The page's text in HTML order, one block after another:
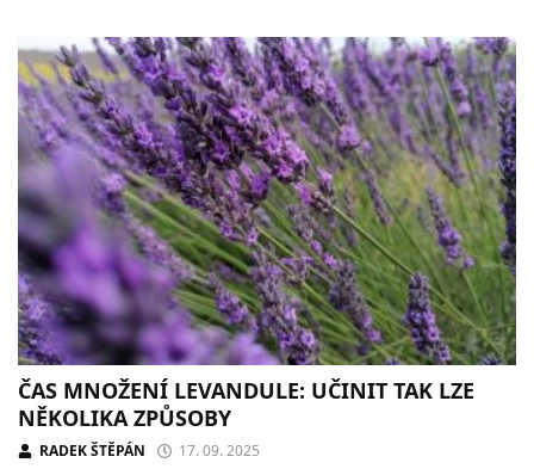
ČAS MNOŽENÍ LEVANDULE: UČINIT TAK LZE
NĚKOLIKA ZPŮSOBY
RADEK ŠTĚPÁN 17. 09. 2025